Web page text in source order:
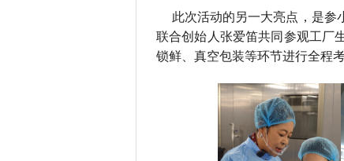
此次活动的另一大亮点，是参
联合创始人张爱笛共同参观工厂
锁鲜、真空包装等环节进行全程